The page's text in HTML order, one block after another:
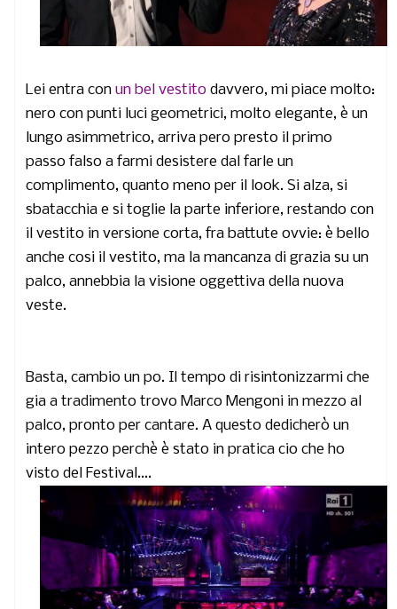
Lei entra con un bel vestito davvero, mi piace molto:
nero con punti luci geometrici, molto elegante, è un
lungo asimmetrico, arriva pero presto il primo
passo falso a farmi desistere dal farle un
complimento, quanto meno per il look. Si alza, si
sbatacchia e si toglie la parte inferiore, restando con
il vestito in versione corta, fra battute ovvie: è bello
anche cosi il vestito, ma la mancanza di grazia su un
palco, annebbia la visione oggettiva della nuova
veste.
Basta, cambio un po. Il tempo di risintonizzarmi che
gia a tradimento trovo Marco Mengoni in mezzo al
palco, pronto per cantare. A questo dedicherò un
intero pezzo perchè è stato in pratica cio che ho
visto del Festival....